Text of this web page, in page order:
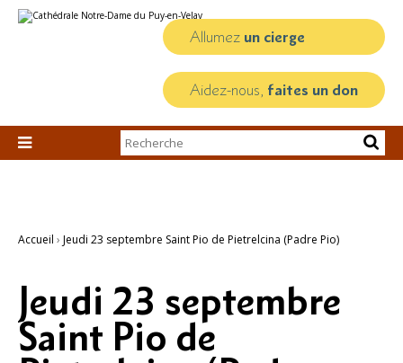
au
personnels
Allumez un cierge
Aidez-nous, faites un don

Chercher par
Recherche
Accueil › Jeudi 23 septembre Saint Pio de Pietrelcina (Padre Pio)
Jeudi 23 septembre
Saint Pio de